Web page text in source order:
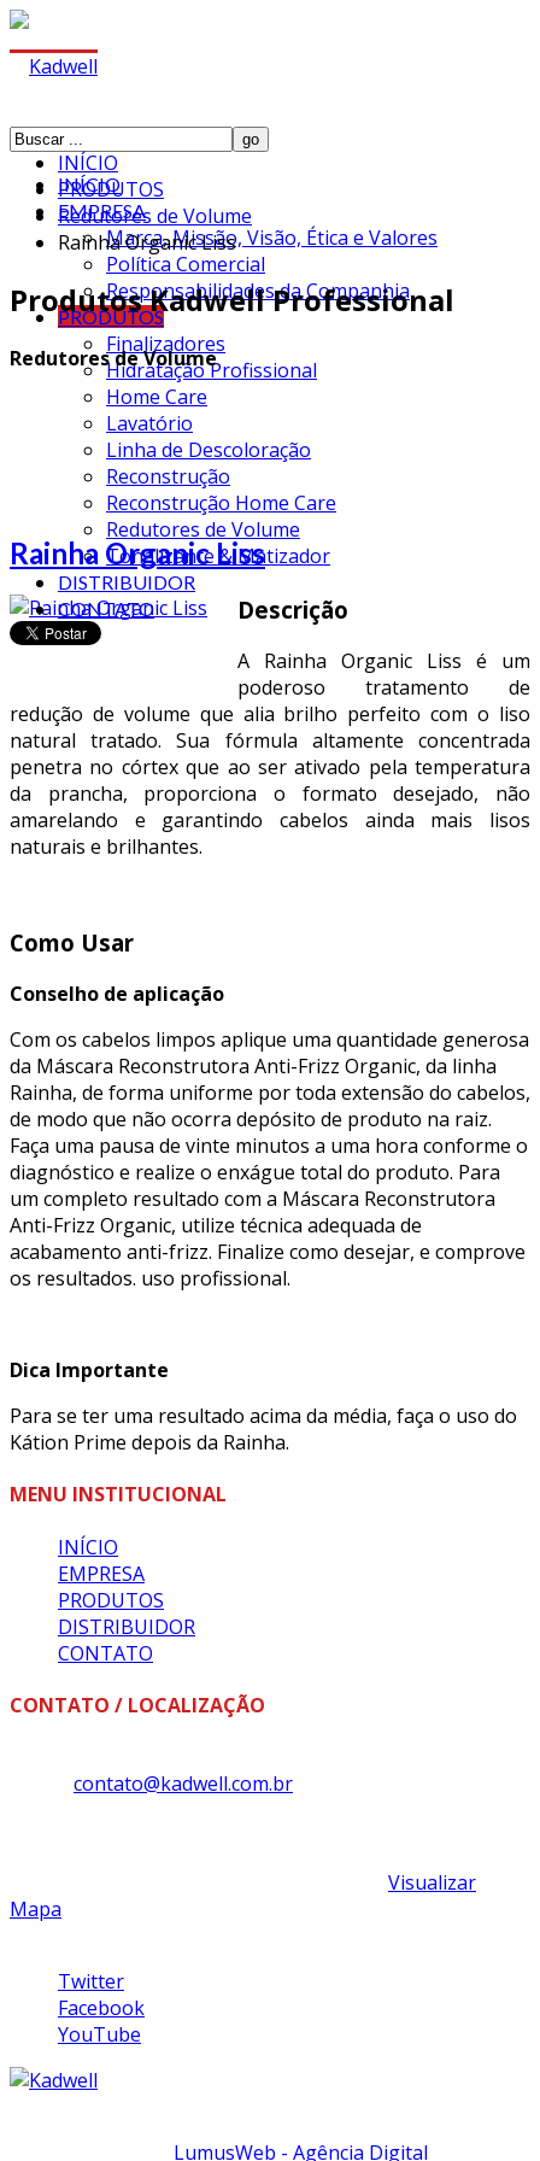
INÍCIO
EMPRESA
Marca, Missão, Visão, Ética e Valores
Política Comercial
Responsabilidades da Companhia
PRODUTOS
Finalizadores
Hidratação Profissional
Home Care
Lavatório
Linha de Descoloração
Reconstrução
Reconstrução Home Care
Redutores de Volume
Tonalizante & Matizador
DISTRIBUIDOR
CONTATO
INÍCIO
PRODUTOS
Redutores de Volume
Rainha Organic Liss
Produtos Kadwell Professional
Redutores de Volume
Rainha Organic Liss
Descrição
A Rainha Organic Liss é um
poderoso tratamento de
redução de volume que alia brilho perfeito com o liso
natural tratado. Sua fórmula altamente concentrada
penetra no córtex que ao ser ativado pela temperatura
da prancha, proporciona o formato desejado, não
amarelando e garantindo cabelos ainda mais lisos
naturais e brilhantes.
Como Usar
Conselho de aplicação
Com os cabelos limpos aplique uma quantidade generosa
da Máscara Reconstrutora Anti-Frizz Organic, da linha
Rainha, de forma uniforme por toda extensão do cabelos,
de modo que não ocorra depósito de produto na raiz.
Faça uma pausa de vinte minutos a uma hora conforme o
diagnóstico e realize o enxágue total do produto. Para
um completo resultado com a Máscara Reconstrutora
Anti-Frizz Organic, utilize técnica adequada de
acabamento anti-frizz. Finalize como desejar, e comprove
os resultados. uso profissional.
Dica Importante
Para se ter uma resultado acima da média, faça o uso do
Kátion Prime depois da Rainha.
MENU INSTITUCIONAL
INÍCIO
EMPRESA
PRODUTOS
DISTRIBUIDOR
CONTATO
CONTATO / LOCALIZAÇÃO
contato@kadwell.com.br
Visualizar
Mapa
Twitter
Facebook
YouTube
LumusWeb - Agência Digital